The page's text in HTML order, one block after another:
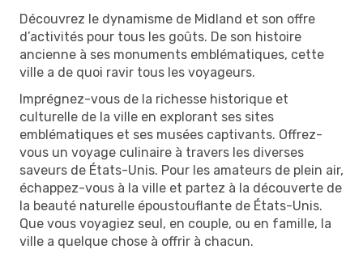
Découvrez le dynamisme de Midland et son offre
d’activités pour tous les goûts. De son histoire
ancienne à ses monuments emblématiques, cette
ville a de quoi ravir tous les voyageurs.
Imprégnez-vous de la richesse historique et
culturelle de la ville en explorant ses sites
emblématiques et ses musées captivants. Offrez-
vous un voyage culinaire à travers les diverses
saveurs de États-Unis. Pour les amateurs de plein air,
échappez-vous à la ville et partez à la découverte de
la beauté naturelle époustouflante de États-Unis.
Que vous voyagiez seul, en couple, ou en famille, la
ville a quelque chose à offrir à chacun.